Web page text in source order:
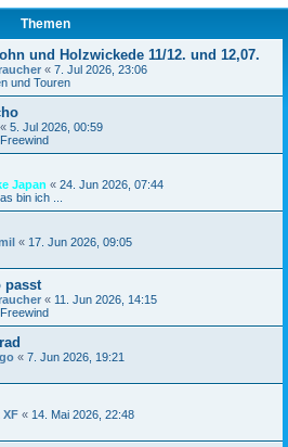
Themen
und Holzwickede 11/12. und 12,07.
« 7. Jul 2026, 23:06
und Touren
« 5. Jul 2026, 00:59
Japan « 24. Jun 2026, 07:44
bin ich ...
« 17. Jun 2026, 09:05
passt
« 11. Jun 2026, 14:15
« 7. Jun 2026, 19:21
XF « 14. Mai 2026, 22:48